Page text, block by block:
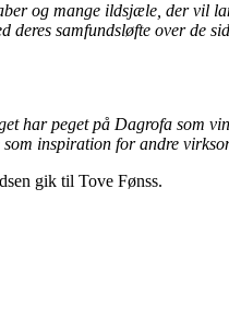
og mange ildsjæle, der vil
deres samfundsløfte over de
peget på Dagrofa som
inspiration for andre
gik til Tove Fønss.